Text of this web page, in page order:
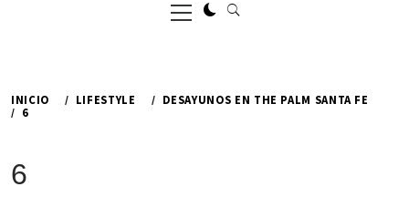
principal
INICIO LIFESTYLE
DESAYUNOS EN THE PALM SANTA FE
6
6